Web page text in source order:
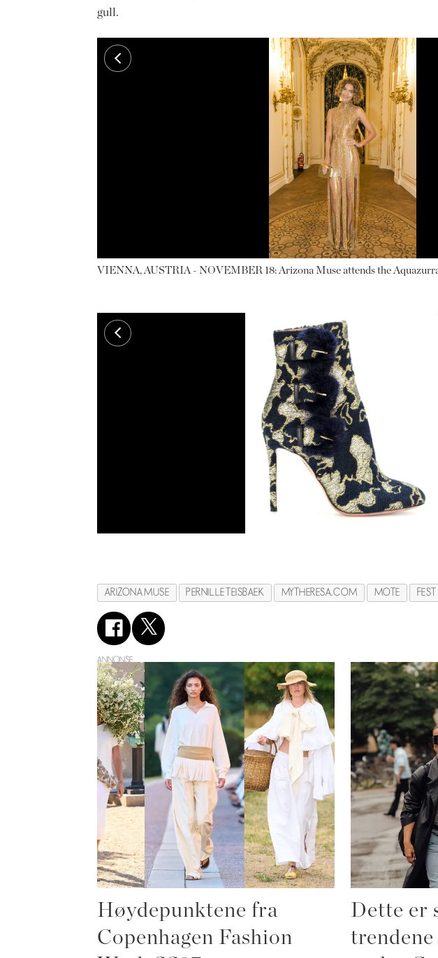
gull.
VIENNA, AUSTRIA - NOVEMBER 18: Arizona Muse attends the Aquazurra x Mytheresa.com dinner at Palais Liechtenstein on November 18, 2017 in Vienna, Austria. (Photo by
ARIZONA MUSE PERNILLE TEISBAEK MYTHERESA.COM MOTE FEST
ANNONSE
Høydepunktene fra
Copenhagen Fashion
Dette er